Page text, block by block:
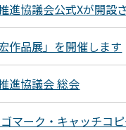
協議会公式Xが開設
作品展」を開催します
進協議会 総会
マーク・キャッチコ